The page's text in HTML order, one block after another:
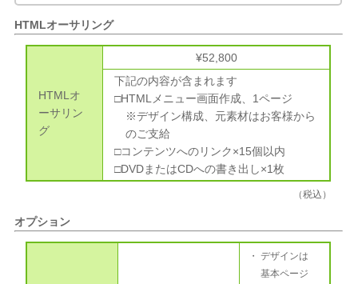
HTMLオーサリング
HTMLオ
ーサリン
グ
¥52,800
下記の内容が含まれます
□HTMLメニュー画面作成、1ページ
※デザイン構成、元素材はお客様から
のご支給
□コンテンツへのリンク×15個以内
□DVDまたはCDへの書き出し×1枚
（税込）
オプション
デザインは
基本ページ